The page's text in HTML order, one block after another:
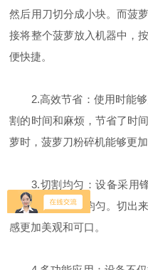
然后用刀切分成小块。而菠
接将整个菠萝放入机器中，
便快捷。
2.高效节省：使用时能够
割的时间和麻烦，节省了时
萝时，菠萝刀粉碎机能够更
3.切割均匀：设备采用锋
菠萝切割得十分均匀。切出
感更加美观和可口。